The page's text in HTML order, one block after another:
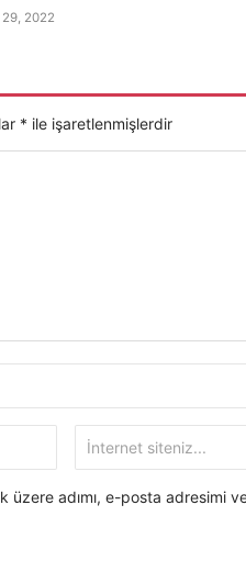
29, 2022
* ile işaretlenmişlerdir
üzere adımı, e-posta adresimi